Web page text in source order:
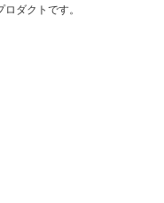
ダクトです。